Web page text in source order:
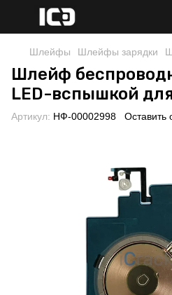
Шлейфы Шлейфы зарядки
Шлейф
LED-вспышкой
Артикул: НФ-00002998 Оставить